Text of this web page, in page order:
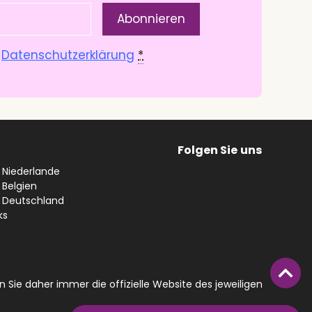
Datenschutzerklärung *
Deutschland
Folgen Sie uns
daher immer die offizielle Website des jeweiligen